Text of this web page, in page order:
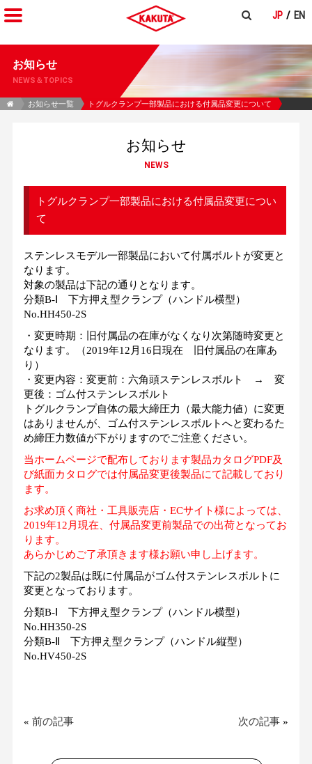
EN
JP
お知らせ
NEWS＆TOPICS
お知らせ一覧 トグルクランプ一部製品における付属品変更について
お知らせ
NEWS
トグルクランプ一部製品における付属品変更につい
て
ステンレスモデル一部製品において付属ボルトが変更と
なります。
対象の製品は下記の通りとなります。
分類B-Ⅰ 下方押え型クランプ（ハンドル横型）
No.HH450-2S
・変更時期：旧付属品の在庫がなくなり次第随時変更と
なります。（2019年12月16日現在 旧付属品の在庫あ
り）
・変更内容：変更前：六角頭ステンレスボルト → 変
更後：ゴム付ステンレスボルト
トグルクランプ自体の最大締圧力（最大能力値）に変更
はありませんが、ゴム付ステンレスボルトへと変わるた
め締圧力数値が下がりますのでご注意ください。
当ホームページで配布しております製品カタログPDF及
び紙面カタログでは付属品変更後製品にて記載しており
ます。
お求め頂く商社・工具販売店・ECサイト様によっては、
2019年12月現在、付属品変更前製品での出荷となってお
ります。
あらかじめご了承頂きます様お願い申し上げます。
下記の2製品は既に付属品がゴム付ステンレスボルトに
変更となっております。
分類B-Ⅰ 下方押え型クランプ（ハンドル横型）
No.HH350-2S
分類B-Ⅱ 下方押え型クランプ（ハンドル縦型）
No.HV450-2S
«前の記事 次の記事»